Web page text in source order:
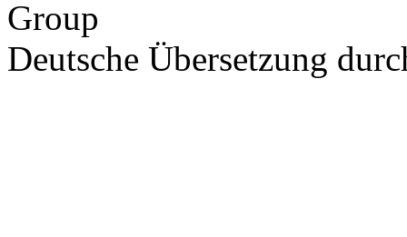
Group
Deutsche Übersetzung